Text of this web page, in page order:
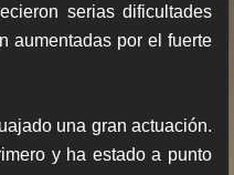
serias dificultades
aumentadas por el fuerte
una gran actuación.
y ha estado a punto